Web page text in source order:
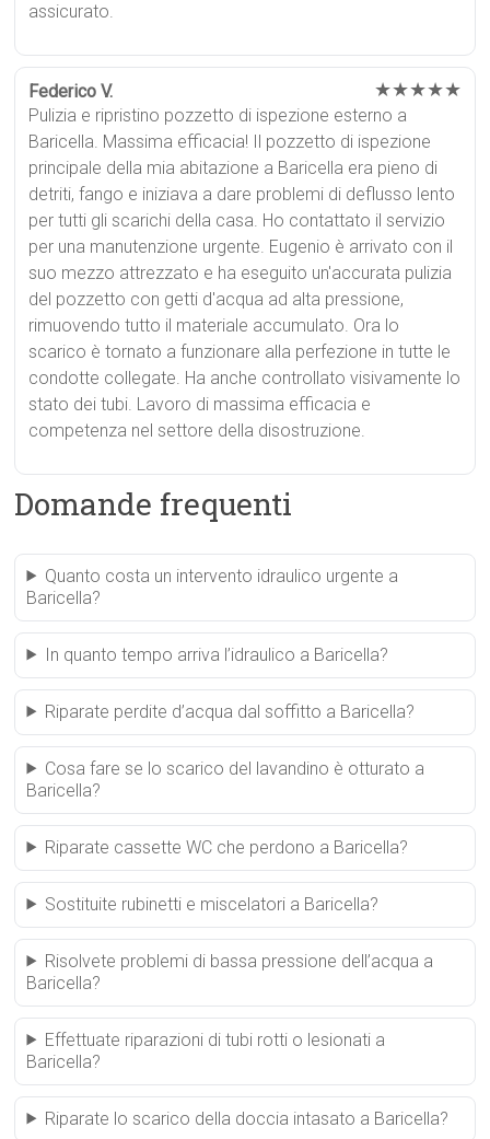
assicurato.
Federico V. ★★★★★
Pulizia e ripristino pozzetto di ispezione esterno a
Baricella. Massima efficacia! Il pozzetto di ispezione
principale della mia abitazione a Baricella era pieno di
detriti, fango e iniziava a dare problemi di deflusso lento
per tutti gli scarichi della casa. Ho contattato il servizio
per una manutenzione urgente. Eugenio è arrivato con il
suo mezzo attrezzato e ha eseguito un'accurata pulizia
del pozzetto con getti d'acqua ad alta pressione,
rimuovendo tutto il materiale accumulato. Ora lo
scarico è tornato a funzionare alla perfezione in tutte le
condotte collegate. Ha anche controllato visivamente lo
stato dei tubi. Lavoro di massima efficacia e
competenza nel settore della disostruzione.
Domande frequenti
Quanto costa un intervento idraulico urgente a
Baricella?
In quanto tempo arriva l’idraulico a Baricella?
Riparate perdite d’acqua dal soffitto a Baricella?
Cosa fare se lo scarico del lavandino è otturato a
Baricella?
Riparate cassette WC che perdono a Baricella?
Sostituite rubinetti e miscelatori a Baricella?
Risolvete problemi di bassa pressione dell’acqua a
Baricella?
Effettuate riparazioni di tubi rotti o lesionati a
Baricella?
Riparate lo scarico della doccia intasato a Baricella?